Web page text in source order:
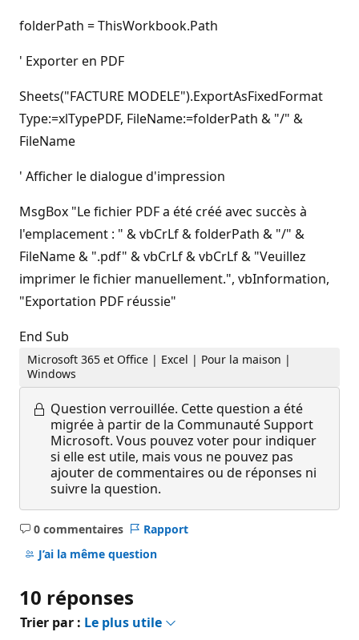
folderPath = ThisWorkbook.Path
' Exporter en PDF
Sheets("FACTURE MODELE").ExportAsFixedFormat
Type:=xlTypePDF, FileName:=folderPath & "/" &
FileName
' Afficher le dialogue d'impression
MsgBox "Le fichier PDF a été créé avec succès à
l'emplacement : " & vbCrLf & folderPath & "/" &
FileName & ".pdf" & vbCrLf & vbCrLf & "Veuillez
imprimer le fichier manuellement.", vbInformation,
"Exportation PDF réussie"
End Sub
Microsoft 365 et Office | Excel | Pour la maison |
Windows
Question verrouillée. Cette question a été
migrée à partir de la Communauté Support
Microsoft. Vous pouvez voter pour indiquer
si elle est utile, mais vous ne pouvez pas
ajouter de commentaires ou de réponses ni
suivre la question.
0 commentaires
Aucun
commentaire
Rapport
J’ai la même question
10 réponses
Trier par : Le plus utile